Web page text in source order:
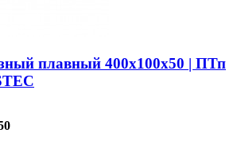
плавный 400х100х50 | ПТп